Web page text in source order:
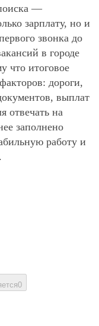
—
зарплату, но и
звонка до
в городе
что итоговое
дороги,
выплат
отвечать на
заполнено
работу и
0